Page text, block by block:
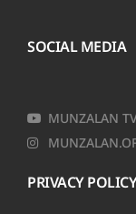
SOCIAL MEDIA
MUNZALAN
PRIVACY POLICY